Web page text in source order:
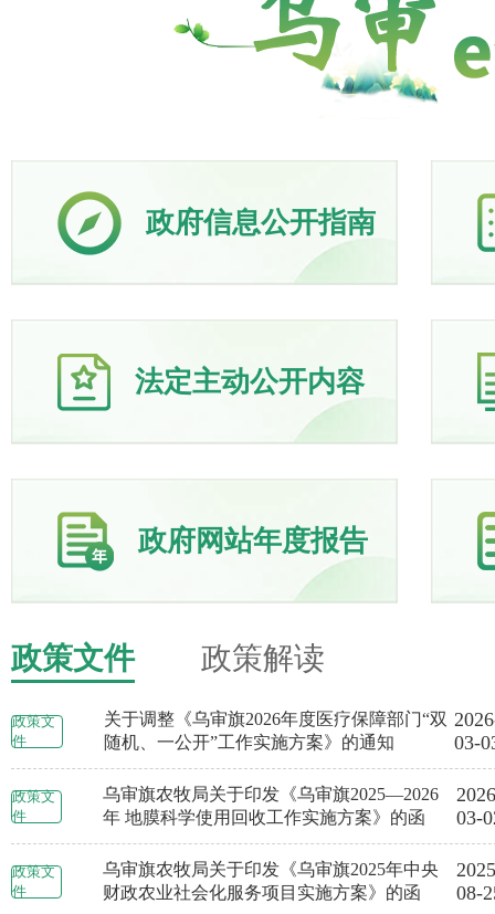
政府信息公开指南
法定主动公开内容
政府网站年度报告
政策文件 政策解读
政策文
件
关于调整《乌审旗2026年度医疗保障部门“双
随机、一公开”工作实施方案》的通知
03-
政策文
件
乌审旗农牧局关于印发《乌审旗2025—2026
年 地膜科学使用回收工作实施方案》的函
03-
政策文
件
乌审旗农牧局关于印发《乌审旗2025年中央
财政农业社会化服务项目实施方案》的函
08-
2025年 2025年